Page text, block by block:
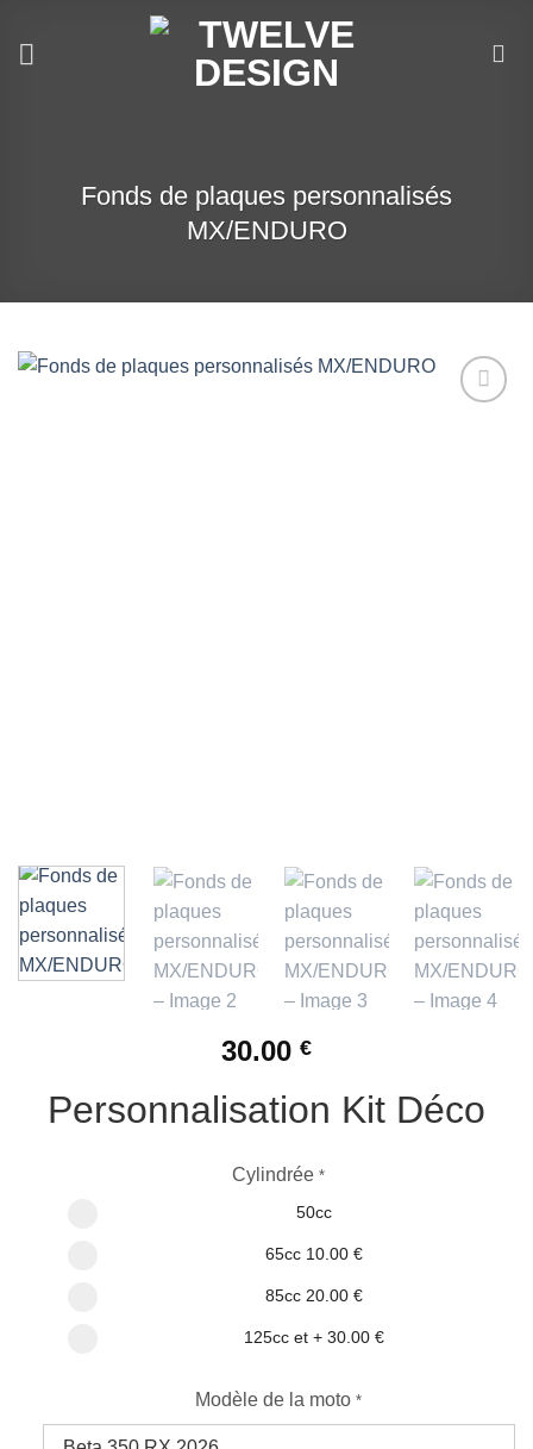
Fonds de plaques personnalisés
MX/ENDURO
30.00 €
Personnalisation Kit Déco
Cylindrée *
50cc
65cc 10.00 €
85cc 20.00 €
125cc et + 30.00 €
Modèle de la moto *